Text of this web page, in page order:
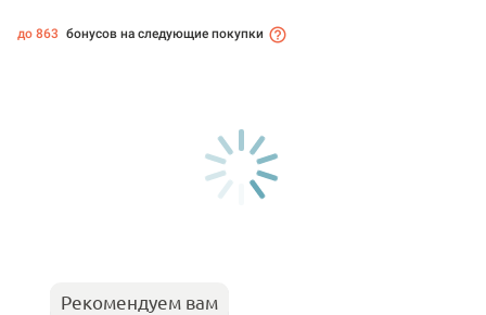
до 863 бонусов на следующие покупки
Рекомендуем вам